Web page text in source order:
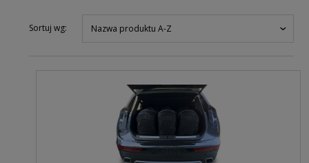
Sortuj wg: Nazwa produktu A-Z